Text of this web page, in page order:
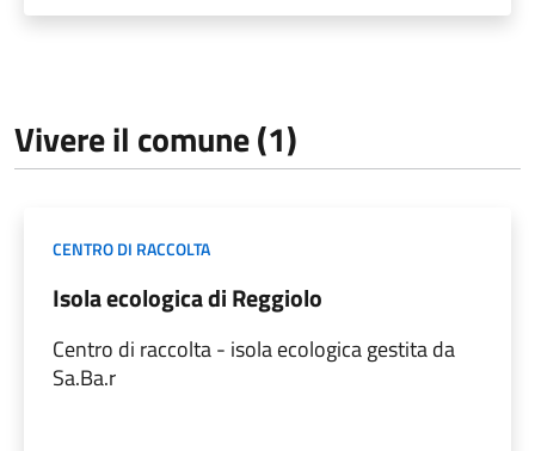
Vivere il comune (1)
CENTRO DI RACCOLTA
Isola ecologica di Reggiolo
Centro di raccolta - isola ecologica gestita da
Sa.Ba.r